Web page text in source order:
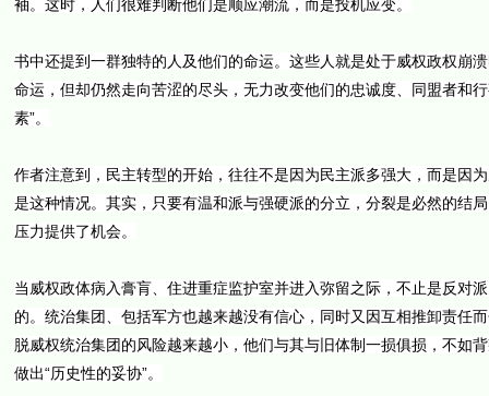
袖。这时，人们很难判断他们是顺应潮流，而是投机应变。
书中还提到一群独特的人及他们的命运。这些人就是处于威权政权崩
命运，但却仍然走向苦涩的尽头，无力改变他们的忠诚度、同盟者和
素”。
作者注意到，民主转型的开始，往往不是因为民主派多强大，而是因
是这种情况。其实，只要有温和派与强硬派的分立，分裂是必然的结
压力提供了机会。
当威权政体病入膏肓、住进重症监护室并进入弥留之际，不止是反对
的。统治集团、包括军方也越来越没有信心，同时又因互相推卸责任
脱威权统治集团的风险越来越小，他们与其与旧体制一损俱损，不如
做出“历史性的妥协”。